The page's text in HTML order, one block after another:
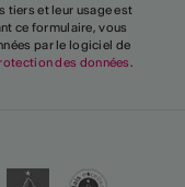
tiers et leur usage est
ce formulaire, vous
par le logiciel de
des données.